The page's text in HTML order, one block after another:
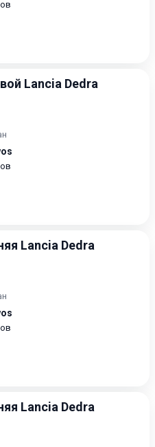
Lancia Dedra
Lancia Dedra
Lancia Dedra